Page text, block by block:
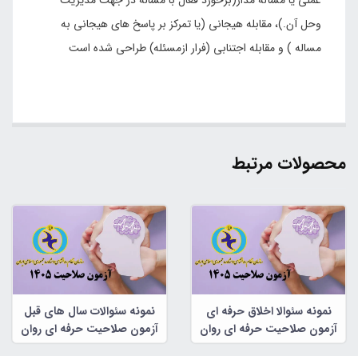
وحل آن.)، مقابله هیجانی (یا تمرکز بر پاسخ های هیجانی به
مساله ) و مقابله اجتنابی (فرار ازمسئله) طراحی شده است
محصولات مرتبط
نمونه سئوالا اخلاق حرفه ای
آزمون صلاحیت حرفه ای روان
شناسان و مشاوران
نمونه سئوالات سال های قبل
آزمون صلاحیت حرفه ای روان
شناسان و مشاوران